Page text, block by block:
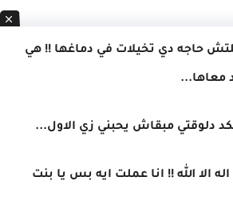
حاجه دي تخيلات في دماغها !! هي
معاها...
نكد دلوقتي مبقاش يحبني زي الاول...
الا الله !! انا عملت ايه بس يا بنت